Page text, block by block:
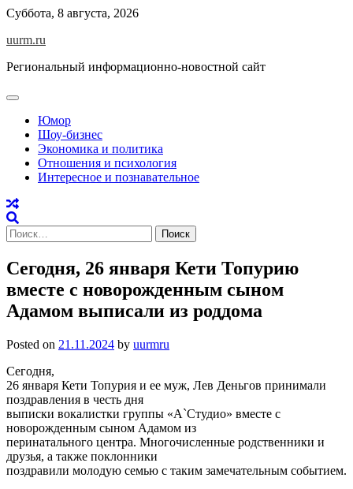
Skip
content
Суббота, 8 августа, 2026
uurm.ru
Региональный информационно-новостной сайт
Юмор
Шоу-бизнес
Экономика и политика
Отношения и психология
Интересное и познавательное
Найти:
Сегодня, 26 января Кети Топурию
вместе с новорожденным сыном
Адамом выписали из роддома
Posted on 21.11.2024 by uurmru
Сегодня,
26 января Кети Топурия и ее муж, Лев Деньгов принимали
поздравления в честь дня
выписки вокалистки группы «А`Студио» вместе с
новорожденным сыном Адамом из
перинатального центра. Многочисленные родственники и
друзья, а также поклонники
поздравили молодую семью с таким замечательным событием.